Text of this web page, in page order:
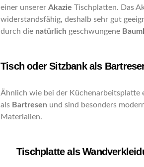
einer unserer Akazie Tischplatten. Das
widerstandsfähig, deshalb sehr gut
durch die natürlich geschwungene
Tisch oder Sitzbank als
Ähnlich wie bei der Küchenarbeitsplatte
als Bartresen und sind besonders
Materialien.
Tischplatte als